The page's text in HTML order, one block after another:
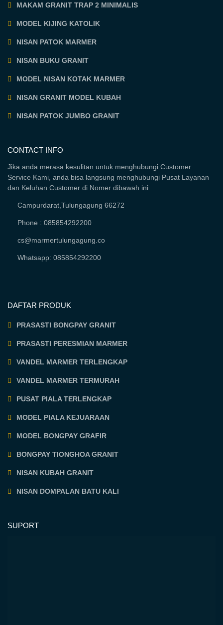
MAKAM GRANIT TRAP 2 MINIMALIS
MODEL KIJING KATOLIK
NISAN PATOK MARMER
NISAN BUKU GRANIT
MODEL NISAN KOTAK MARMER
NISAN GRANIT MODEL KUBAH
NISAN PATOK JUMBO GRANIT
CONTACT INFO
Jika anda merasa kesulitan untuk menghubungi Customer
Service Kami, anda bisa langsung menghubungi Pusat Layanan
dan Keluhan Customer di Nomer dibawah ini
Campurdarat,Tulungagung 66272
Phone : 085854292200
cs@marmertulungagung.co
Whatsapp: 085854292200
DAFTAR PRODUK
PRASASTI BONGPAY GRANIT
PRASASTI PERESMIAN MARMER
VANDEL MARMER TERLENGKAP
VANDEL MARMER TERMURAH
PUSAT PIALA TERLENGKAP
MODEL PIALA KEJUARAAN
MODEL BONGPAY GRAFIR
BONGPAY TIONGHOA GRANIT
NISAN KUBAH GRANIT
NISAN DOMPALAN BATU KALI
SUPORT